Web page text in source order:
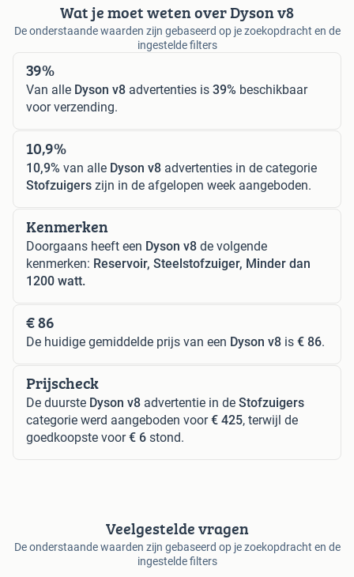
Wat je moet weten over Dyson v8
De onderstaande waarden zijn gebaseerd op je zoekopdracht en de
ingestelde filters
39%
Van alle Dyson v8 advertenties is 39% beschikbaar
voor verzending.
10,9%
10,9% van alle Dyson v8 advertenties in de categorie
Stofzuigers zijn in de afgelopen week aangeboden.
Kenmerken
Doorgaans heeft een Dyson v8 de volgende
kenmerken: Reservoir, Steelstofzuiger, Minder dan
1200 watt.
€ 86
De huidige gemiddelde prijs van een Dyson v8 is € 86.
Prijscheck
De duurste Dyson v8 advertentie in de Stofzuigers
categorie werd aangeboden voor€ 425, terwijl de
goedkoopste voor€ 6 stond.
Veelgestelde vragen
De onderstaande waarden zijn gebaseerd op je zoekopdracht en de
ingestelde filters